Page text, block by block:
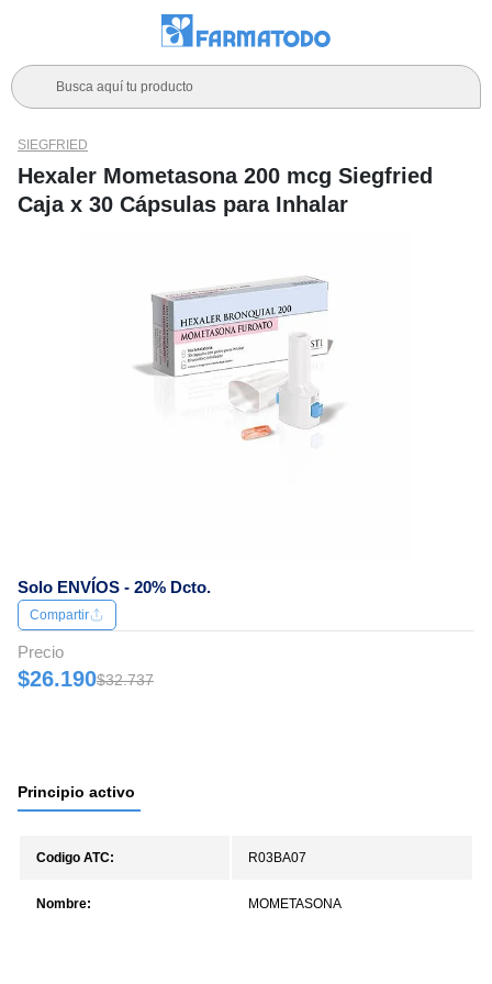
Busca aquí tu producto
Solo ENVÍOS - 20% Dcto.
SIEGFRIED
Hexaler Mometasona 200 mcg Siegfried
Caja x 30 Cápsulas para Inhalar
Compartir
Precio
$26.190$32.737
Principio activo
Codigo ATC: R03BA07
Nombre: MOMETASONA